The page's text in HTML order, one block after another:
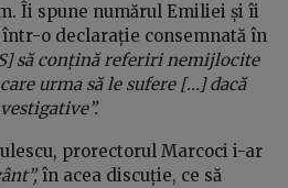
Îi spune numărul Emiliei și îi
o declarație consemnată în
să conțină referiri nemijlocite
urma să le sufere [...] dacă
prorectorul Marcoci i-ar
în acea discuție, ce să